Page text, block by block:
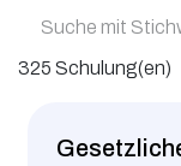
325 Schulung(en)